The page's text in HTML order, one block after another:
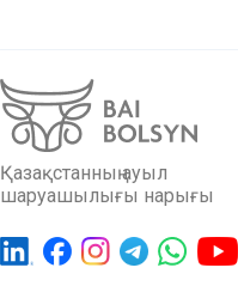
Қазақстанның ауыл
шаруашылығы нарығы